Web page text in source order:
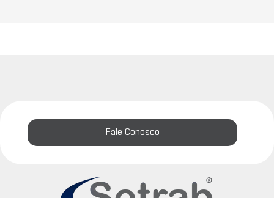
Fale Conosco